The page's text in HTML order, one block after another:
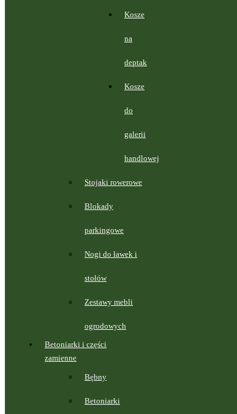
Kosze
na
deptak
Kosze
do
galerii
handlowej
Stojaki rowerowe
Blokady
parkingowe
Nogi do ławek i
stołów
Zestawy mebli
ogrodowych
Betoniarki i części
zamienne
Bębny
Betoniarki